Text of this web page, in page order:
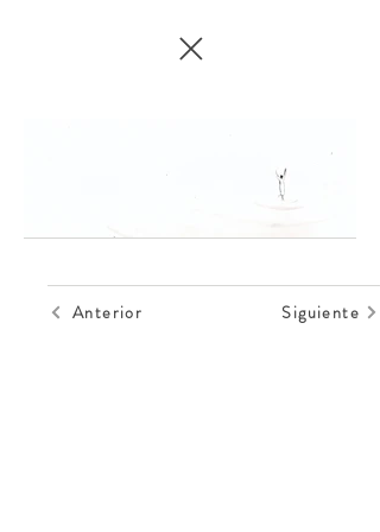
Anterior Siguiente